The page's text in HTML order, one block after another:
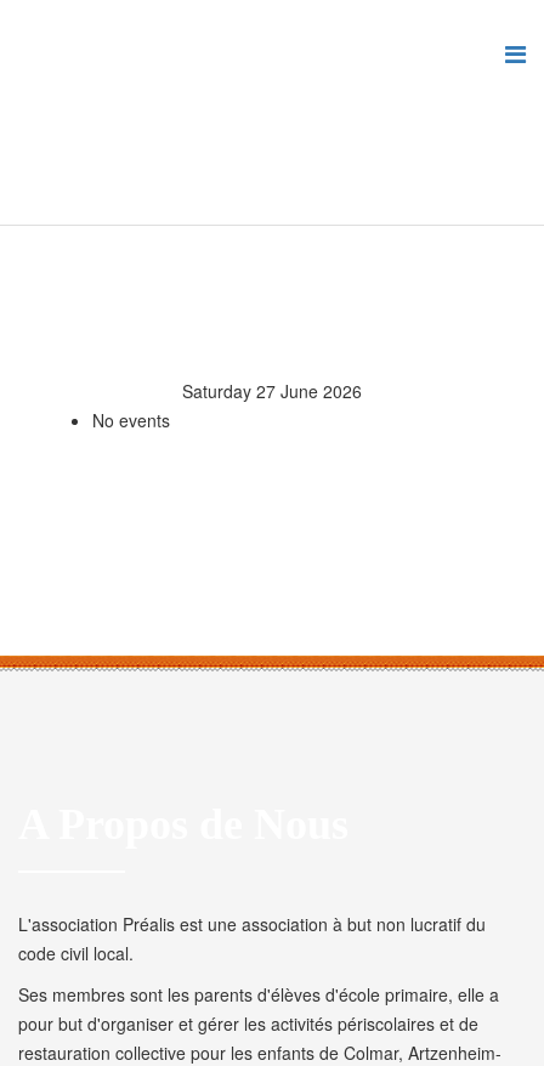
Saturday 27 June 2026
No events
L'association Préalis est une association à but non lucratif du
code civil local.
Ses membres sont les parents d'élèves d'école primaire, elle a
pour but d'organiser et gérer les activités périscolaires et de
restauration collective pour les enfants de Colmar, Artzenheim-